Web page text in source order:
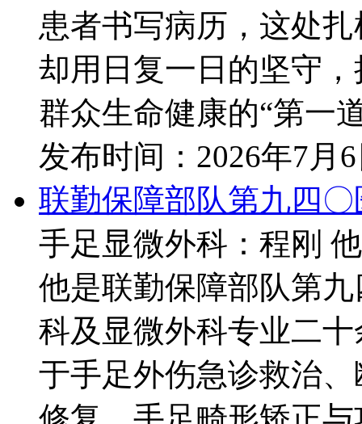
患者书写病历，这处
却用日复一日的坚守
群众生命健康的“第一
发布时间： 2026年7月
联勤保障部队第九四
手足显微外科：程刚
他是联勤保障部队第
科及显微外科专业二
于手足外伤急诊救治